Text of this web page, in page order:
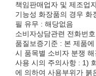
책임판매업자 및 제조업
기능성 화장품의 경우 화
필 유무 : 해당없음
소비자상담관련 전화번
품질보증기준 : 본 제품
시 품목별 소비자 분쟁
사용 시의 주의사항 : 1)
에 의하여 사용부위가 붉